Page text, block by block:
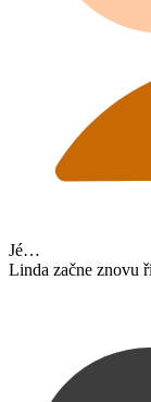
Jé…
Linda začne znovu